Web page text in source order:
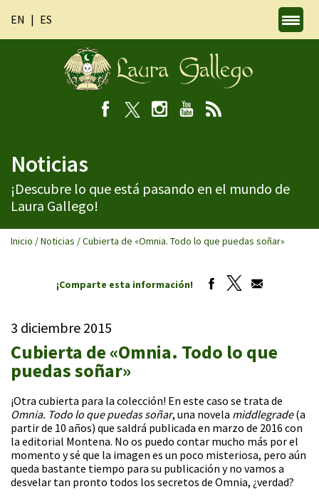
EN ES
Noticias
¡Descubre lo que está pasando en el mundo de
Laura Gallego!
Inicio /Noticias /Cubierta de «Omnia. Todo lo que puedas soñar»
¡Comparte esta información!
3 diciembre 2015
Cubierta de «Omnia. Todo lo que
puedas soñar»
¡Otra cubierta para la colección! En este caso se trata de
Omnia. Todo lo que puedas soñar, una novela middlegrade(a
partir de 10 años) que saldrá publicada en marzo de 2016 con
la editorial Montena. No os puedo contar mucho más por el
momento y sé que la imagen es un poco misteriosa, pero aún
queda bastante tiempo para su publicación y no vamos a
desvelar tan pronto todos los secretos de Omnia, ¿verdad?